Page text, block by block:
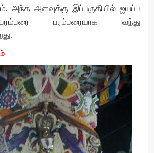
அந்த அளவுக்கு இப்பகுதியில் ஐயப்ப
பரம்பரையாக வந்து